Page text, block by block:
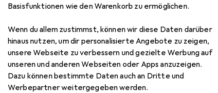
Basisfunktionen wie den Warenkorb zu ermöglichen.
Wenn du allem zustimmst, können wir diese Daten darüber
hinaus nutzen, um dir personalisierte Angebote zu zeigen,
unsere Webseite zu verbessern und gezielte Werbung auf
unseren und anderen Webseiten oder Apps anzuzeigen.
Dazu können bestimmte Daten auch an Dritte und
Werbepartner weitergegeben werden.
Zubehör für Kein Heimspiel
Hier findest du passendes Zubehör zum Produkt Kein
Heimspiel aus den Kategorien Buchfolie und Schreibtisch